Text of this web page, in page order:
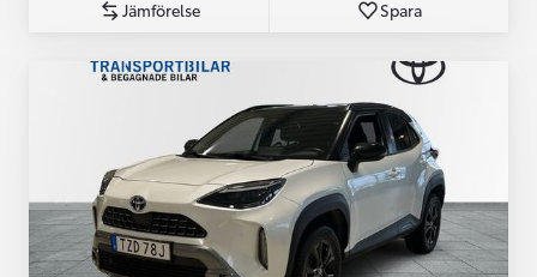
Jämförelse Spara